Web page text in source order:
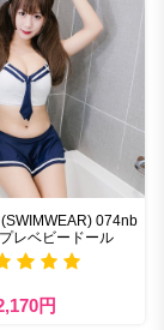
074nb
レベビードール
円